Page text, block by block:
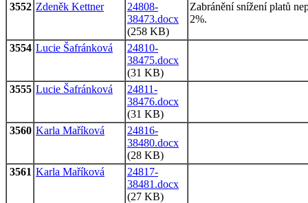
3552 Zdeněk Kettner
24808-
38473.docx
(258 KB)
Zabránění snížení platů
2%.
3554 Lucie Šafránková
24810-
38475.docx
(31 KB)
3555 Lucie Šafránková
24811-
38476.docx
(31 KB)
3560 Karla Maříková
24816-
38480.docx
(28 KB)
3561 Karla Maříková
24817-
38481.docx
(27 KB)